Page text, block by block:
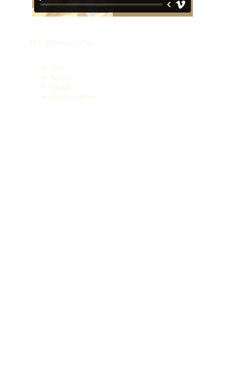
N.4 : Morning Coffee
Café
Noisette
Vanille
Feuilles fraîches